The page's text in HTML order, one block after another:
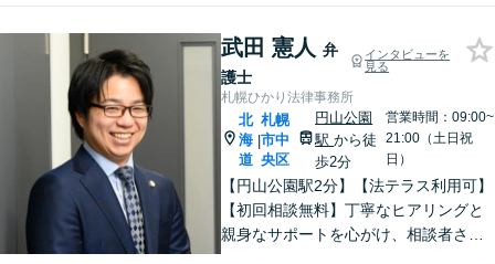
武田 憲人 弁
護士
インタビューを
見る
札幌ひかり法律事務所
北
海
道
|
札幌
市中
央区
円山公園
駅から徒
歩2分
営業時間：09:00~
21:00（土日祝
日）
【円山公園駅2分】【法テラス利用可】
【初回相談無料】丁寧なヒアリングと
親身なサポートを心がけ、相談者さま